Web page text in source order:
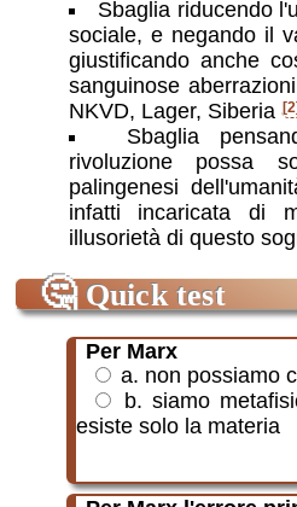
Sbaglia riducendo
sociale, e negando il
giustificando anche
sanguinose
NKVD, Lager, Siberia [2]
Sbaglia
rivoluzione possa
palingenesi
infatti incaricata di
illusorietà di questo
🤔Quick test
Per Marx
a. non possiamo
b. siamo
esiste solo la materia